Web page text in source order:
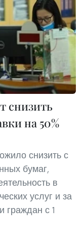
снизить
на 50%
снизить с
бумаг,
в
услуг и за
граждан с 1